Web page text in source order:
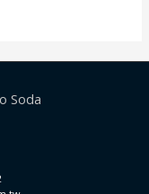
Soda